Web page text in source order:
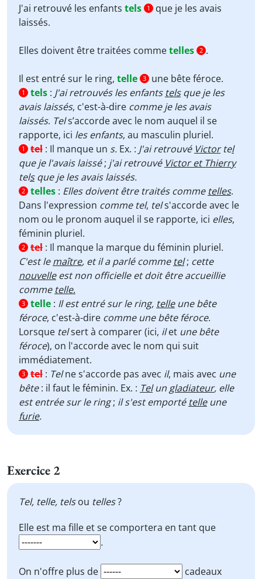
J'ai retrouvé les enfants tels 1
que je les avais
laissés.
Elles doivent être traitées commetelles 2 .
Il est entré sur le ring, telle 3 une bête féroce.
1 tels : J'ai retrouvés les enfants telsque je les
avais laissés, c'est-à-dire comme je les avais
laissés. Tels’accorde avec le nom auquel il se
rapporte, ici les enfants, au masculin pluriel.
1 tel : Il manque un s. Ex. : J'ai retrouvé Victortel
que je l'avais laissé; j'ai retrouvé Victor et Thierry
telsque je les avais laissés.
2 telles : Elles doivent être traités comme telles.
Dans l'expression comme tel, tels'accorde avec le
nom ou le pronom auquel il se rapporte, ici elles,
féminin pluriel.
2 tel : Il manque la marque du féminin pluriel.
C'est lemaître, et il a parlé comme tel ; cette
nouvelleest non officielle et doit être accueillie
comme telle.
3 telle : Il est entré sur le ring, telleune bête
féroce, c'est-à-dire comme une bête féroce.
Lorsque telsert à comparer (ici, ilet une bête
féroce), on l'accorde avec le nom qui suit
immédiatement.
3 tel : Telne s'accorde pas avec il, mais avec une
bête: il faut le féminin. Ex. : Telun gladiateur, elle
est entrée sur le ring; il s'est emporté telleune
furie.
Exercice 2
Tel, telle, telsou telles?
Elle est ma fille et se comportera en tant que
.
On n'offre plus de
cadeaux